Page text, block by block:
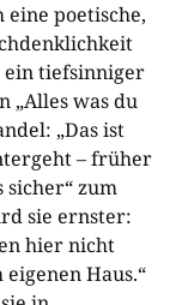
poetische,
tiefsinniger
„Alles was du
„Das ist
– früher
sicher“ zum
sie ernster:
hier nicht
Haus.“